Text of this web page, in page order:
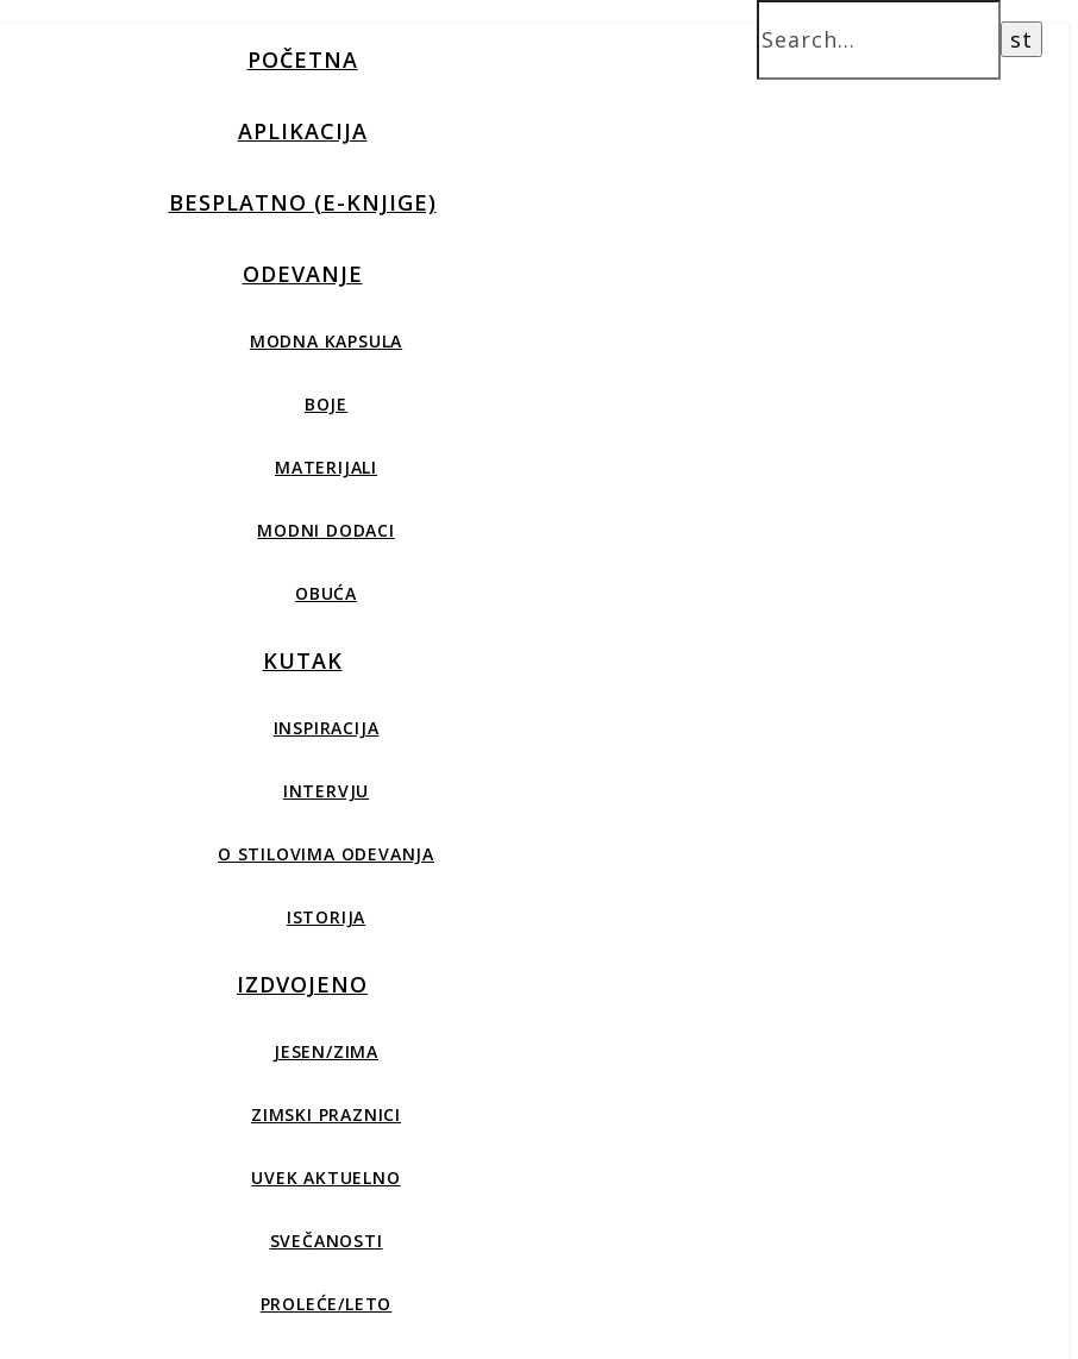
POČETNA
APLIKACIJA
BESPLATNO (E-KNJIGE)
ODEVANJE
MODNA KAPSULA
BOJE
MATERIJALI
MODNI DODACI
OBUĆA
KUTAK
INSPIRACIJA
INTERVJU
O STILOVIMA ODEVANJA
ISTORIJA
IZDVOJENO
JESEN/ZIMA
ZIMSKI PRAZNICI
UVEK AKTUELNO
SVEČANOSTI
PROLEĆE/LETO